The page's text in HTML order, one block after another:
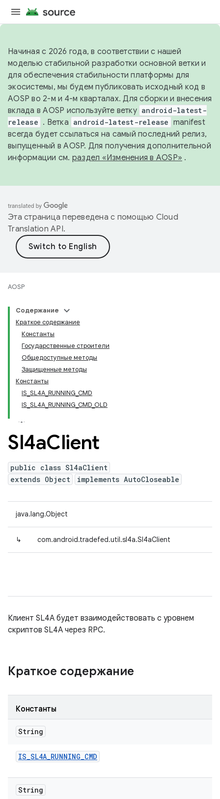
Начиная с 2026 года, в соответствии с нашей
моделью стабильной разработки основной ветки и
для обеспечения стабильности платформы для
экосистемы, мы будем публиковать исходный код в
AOSP во 2-м и 4-м кварталах. Для сборки и внесения
вклада в AOSP используйте ветку android-latest-
release . Ветка android-latest-release manifest
всегда будет ссылаться на самый последний релиз,
выпущенный в AOSP. Для получения дополнительной
информации см. раздел «Изменения в AOSP» .
Эта страница переведена с помощью Cloud
Translation API.
AOSP
Содержание
Краткое содержание
Константы
Государственные строители
Общедоступные методы
Защищенные методы
Константы
IS_SL4A_RUNNING_CMD
IS_SL4A_RUNNING_CMD_OLD
Sl4aClient
public class Sl4aClient
extends Object
implements AutoCloseable
java.lang.Object
↳ com.android.tradefed.util.sl4a.Sl4aClient
Клиент SL4A будет взаимодействовать с уровнем
скриптов SL4A через RPC.
Краткое содержание
Константы
String
IS_SL4A_RUNNING_CMD
String